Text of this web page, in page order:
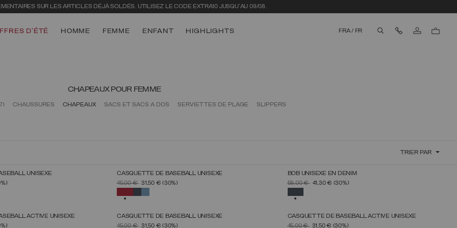
LIVRAISON STANDARD GRATUITE À PARTIR DE 200€
D'ÉTÉ HOMME FEMME ENFANT HIGHLIGHTS FRA / FR Nous contacter
CHAPEAUX POUR FEMME
CHAUSSURES CHAPEAUX SACS ET SACS À DOS SERVIETTES DE PLAGE SLIPPERS
TRIER PAR
UNE TAILLE
UNISEXE
SÉLECTIONNEZ UNE TAILLE
CASQUETTE DE BASEBALL UNISEXE
PRIX RÉDUIT DE
45,00 €À31,50 €(30%)
SÉLECTIONNEZ UNE TAILLE
BOB UNISEXE EN DENIM
PRIX RÉDUIT DE
59,00 €À41,30 € (30%)
UNE TAILLE
ACTIVE UNISEXE
SÉLECTIONNEZ UNE TAILLE
CASQUETTE DE BASEBALL UNISEXE
PRIX RÉDUIT DE
45,00 €À31,50 €(30%)
SÉLECTIONNEZ UNE TAILLE
CASQUETTE DE BASEBALL ACTIVE UNISEXE
PRIX RÉDUIT DE
45,00 €À31,50 € (30%)